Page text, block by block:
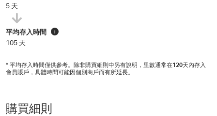
5 天
平均存入時間 i
105 天
* 平均存入時間僅供參考。除非購買細則中另有說明，里數通常在120天內存入
會員賬戶，具體時間可能因個別商戶而有所延長。
購買細則